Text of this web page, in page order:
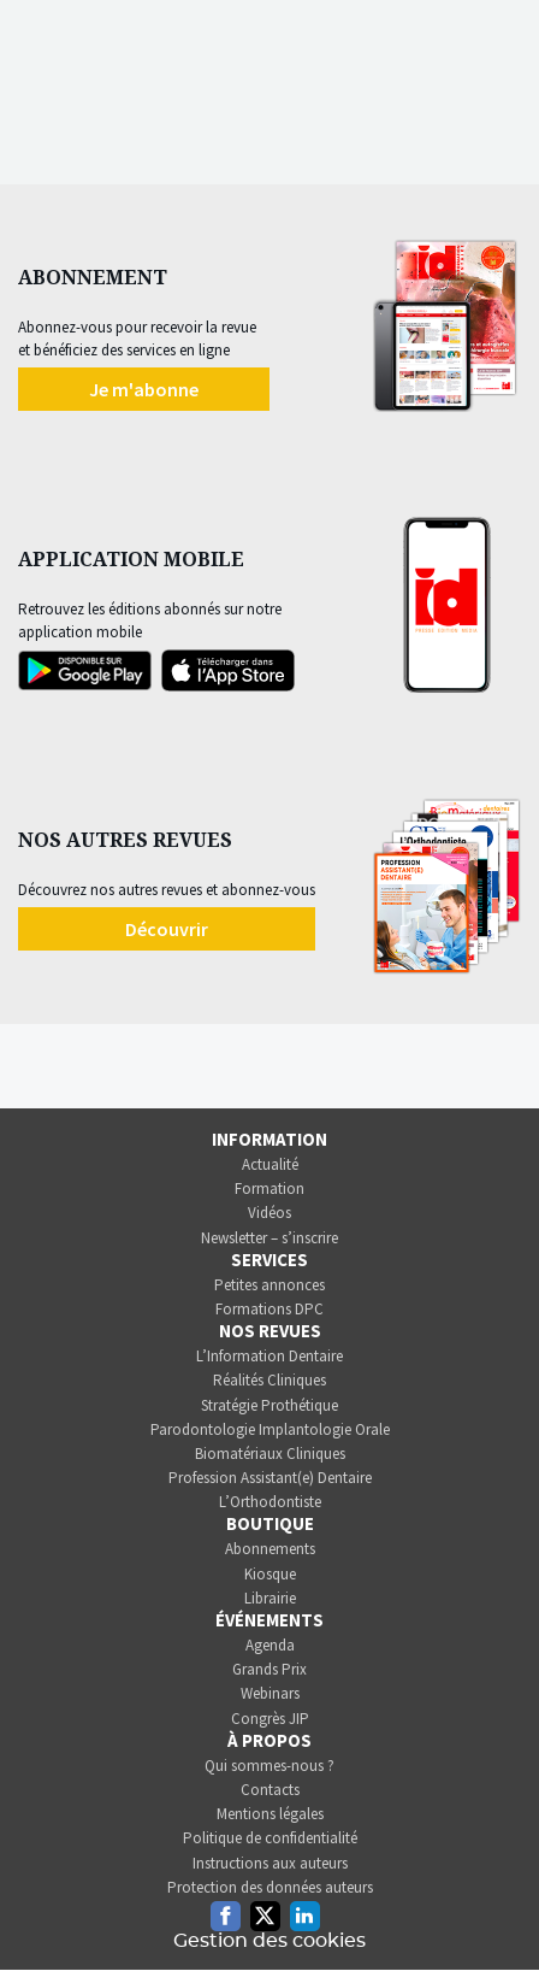
ABONNEMENT
Abonnez-vous pour recevoir la revue
et bénéficiez des services en ligne
Je m'abonne
APPLICATION MOBILE
Retrouvez les éditions abonnés sur notre
application mobile
NOS AUTRES REVUES
Découvrez nos autres revues et abonnez-vous
Découvrir
INFORMATION
Actualité
Formation
Vidéos
Newsletter – s’inscrire
SERVICES
Petites annonces
Formations DPC
NOS REVUES
L’Information Dentaire
Réalités Cliniques
Stratégie Prothétique
Parodontologie Implantologie Orale
Biomatériaux Cliniques
Profession Assistant(e) Dentaire
L’Orthodontiste
BOUTIQUE
Abonnements
Kiosque
Librairie
ÉVÉNEMENTS
Agenda
Grands Prix
Webinars
Congrès JIP
À PROPOS
Qui sommes-nous ?
Contacts
Mentions légales
Politique de confidentialité
Instructions aux auteurs
Protection des données auteurs
FacebookTwitterLinkedin
Gestion des cookies